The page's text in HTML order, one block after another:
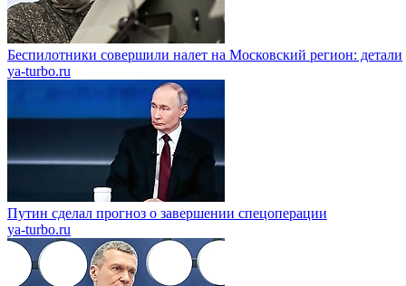
Беспилотники совершили налет на Московский регион: детали
ya-turbo.ru
Путин сделал прогноз о завершении спецоперации
ya-turbo.ru